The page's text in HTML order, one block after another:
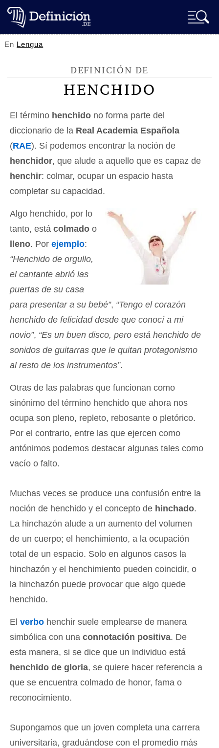
En Lengua
DEFINICIÓN DE
HENCHIDO
El término henchido no forma parte del
diccionario de la Real Academia Española
(RAE). Sí podemos encontrar la noción de
henchidor, que alude a aquello que es capaz de
henchir: colmar, ocupar un espacio hasta
completar su capacidad.
Algo henchido, por lo
tanto, está colmado o
lleno. Por ejemplo:
“Henchido de orgullo,
el cantante abrió las
puertas de su casa
para presentar a su bebé”, “Tengo el corazón
henchido de felicidad desde que conocí a mi
novio”, “Es un buen disco, pero está henchido de
sonidos de guitarras que le quitan protagonismo
al resto de los instrumentos”.
Otras de las palabras que funcionan como
sinónimo del término henchido que ahora nos
ocupa son pleno, repleto, rebosante o pletórico.
Por el contrario, entre las que ejercen como
antónimos podemos destacar algunas tales como
vacío o falto.
Muchas veces se produce una confusión entre la
noción de henchido y el concepto de hinchado.
La hinchazón alude a un aumento del volumen
de un cuerpo; el henchimiento, a la ocupación
total de un espacio. Solo en algunos casos la
hinchazón y el henchimiento pueden coincidir, o
la hinchazón puede provocar que algo quede
henchido.
El verbo henchir suele emplearse de manera
simbólica con una connotación positiva. De
esta manera, si se dice que un individuo está
henchido de gloria, se quiere hacer referencia a
que se encuentra colmado de honor, fama o
reconocimiento.
Supongamos que un joven completa una carrera
universitaria, graduándose con el promedio más